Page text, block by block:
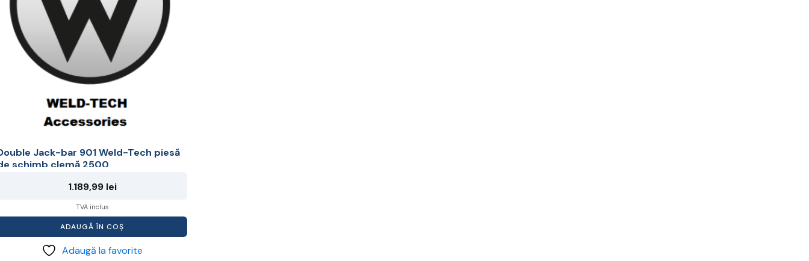
Jack-bar 901 Weld-Tech piesă
schimb clemă 2500
1.189,99 lei
TVA inclus
ADAUGĂ ÎN COȘ
Adaugă la favorite